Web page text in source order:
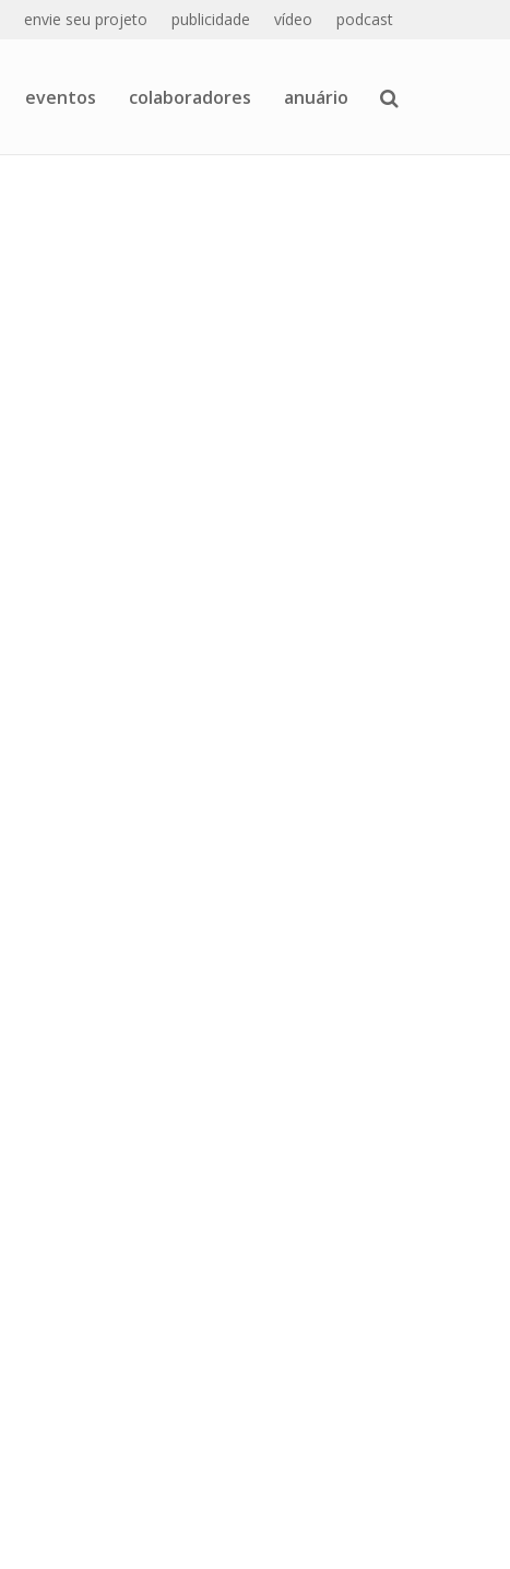
envie seu projeto publicidade vídeo podcast
eventos colaboradores anuário